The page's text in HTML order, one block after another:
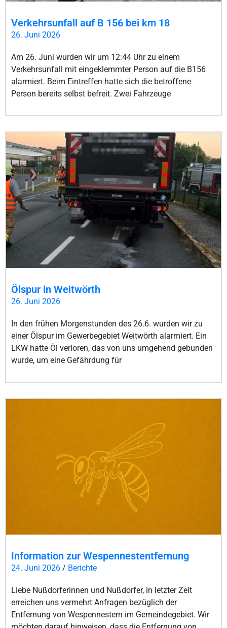
Verkehrsunfall auf B 156 bei km 18
26. Juni 2026
Am 26. Juni wurden wir um 12:44 Uhr zu einem
Verkehrsunfall mit eingeklemmter Person auf die B156
alarmiert. Beim Eintreffen hatte sich die betroffene
Person bereits selbst befreit. Zwei Fahrzeuge
Ölspur in Weitwörth
26. Juni 2026
In den frühen Morgenstunden des 26.6. wurden wir zu
einer Ölspur im Gewerbegebiet Weitwörth alarmiert. Ein
LKW hatte Öl verloren, das von uns umgehend gebunden
wurde, um eine Gefährdung für
Information zur Wespennestentfernung
24. Juni 2026 / Berichte
Liebe Nußdorferinnen und Nußdorfer, in letzter Zeit
erreichen uns vermehrt Anfragen bezüglich der
Entfernung von Wespennestern im Gemeindegebiet. Wir